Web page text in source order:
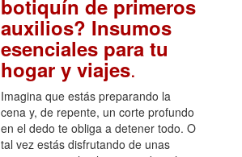
botiquín de primeros
auxilios? Insumos
esenciales para tu
hogar y viajes.
Imagina que estás preparando la
cena y, de repente, un corte profundo
en el dedo te obliga a detener todo. O
tal vez estás disfrutando de unas